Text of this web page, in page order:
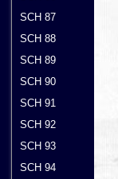
SCH 87
SCH 88
SCH 89
SCH 90
SCH 91
SCH 92
SCH 93
SCH 94